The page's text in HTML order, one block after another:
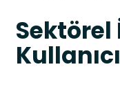
Sektörel